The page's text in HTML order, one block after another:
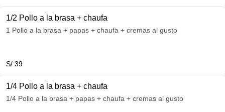
1/2 Pollo a la brasa + chaufa
1 Pollo a la brasa + papas + chaufa + cremas al gusto
S/ 39
1/4 Pollo a la brasa + chaufa
1/4 Pollo a la brasa + papas + chaufa + cremas al gusto